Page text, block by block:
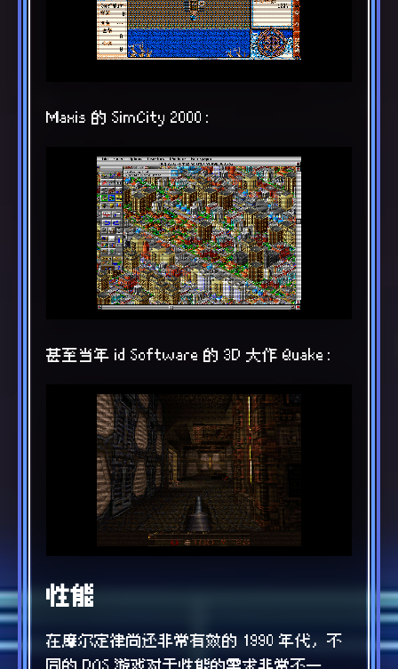
Maxis 的 SimCity 2000：
甚至当年 id Software 的 3D 大作 Quake：
性能
在摩尔定律尚还非常有效的 1990 年代，不